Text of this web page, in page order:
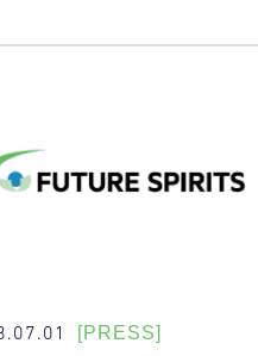
[PRESS]